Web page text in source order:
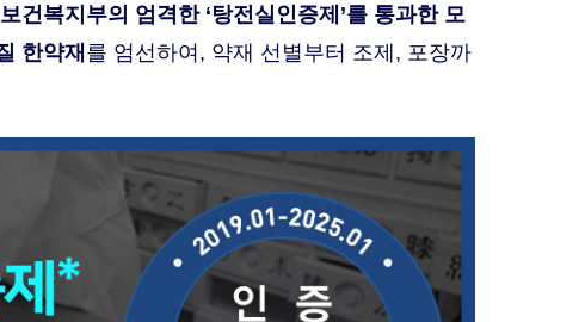
건복지부의 엄격한 ‘탕전실인증제’를 통과한 모
한약재 를 엄선하여, 약재 선별부터 조제, 포장까